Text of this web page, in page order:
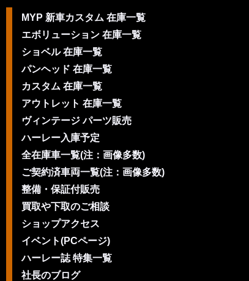
MYP 新車カスタム 在庫一覧
エボリューション 在庫一覧
ショベル 在庫一覧
パンヘッド 在庫一覧
カスタム 在庫一覧
アウトレット 在庫一覧
ヴィンテージ パーツ販売
ハーレー入庫予定
全在庫車一覧(注：画像多数)
ご契約済車両一覧(注：画像多数)
整備・保証付販売
買取や下取のご相談
ショップアクセス
イベント(PCページ)
ハーレー誌 特集一覧
社長のブログ